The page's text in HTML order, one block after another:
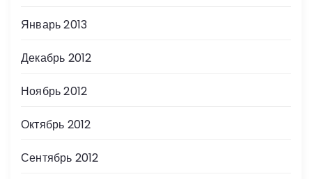
Январь 2013
Декабрь 2012
Ноябрь 2012
Октябрь 2012
Сентябрь 2012